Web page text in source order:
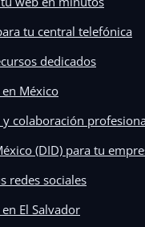
tu central telefónica
dedicados
México
y colaboración
(DID) para tu
redes sociales
El Salvador